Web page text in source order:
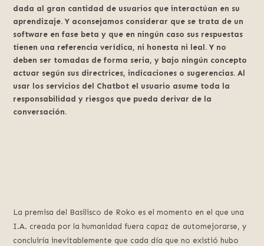
dada al gran cantidad de usuarios que interactúan en su
aprendizaje. Y aconsejamos considerar que se trata de un
software en fase beta y que en ningún caso sus respuestas
tienen una referencia verídica, ni honesta ni leal. Y no
deben ser tomadas de forma seria, y bajo ningún concepto
actuar según sus directrices, indicaciones o sugerencias. Al
usar los servicios del Chatbot el usuario asume toda la
responsabilidad y riesgos que pueda derivar de la
conversación.
La premisa del Basilisco de Roko es el momento en el que una
I.A. creada por la humanidad fuera capaz de automejorarse, y
concluiría inevitablemente que cada día que no existió hubo